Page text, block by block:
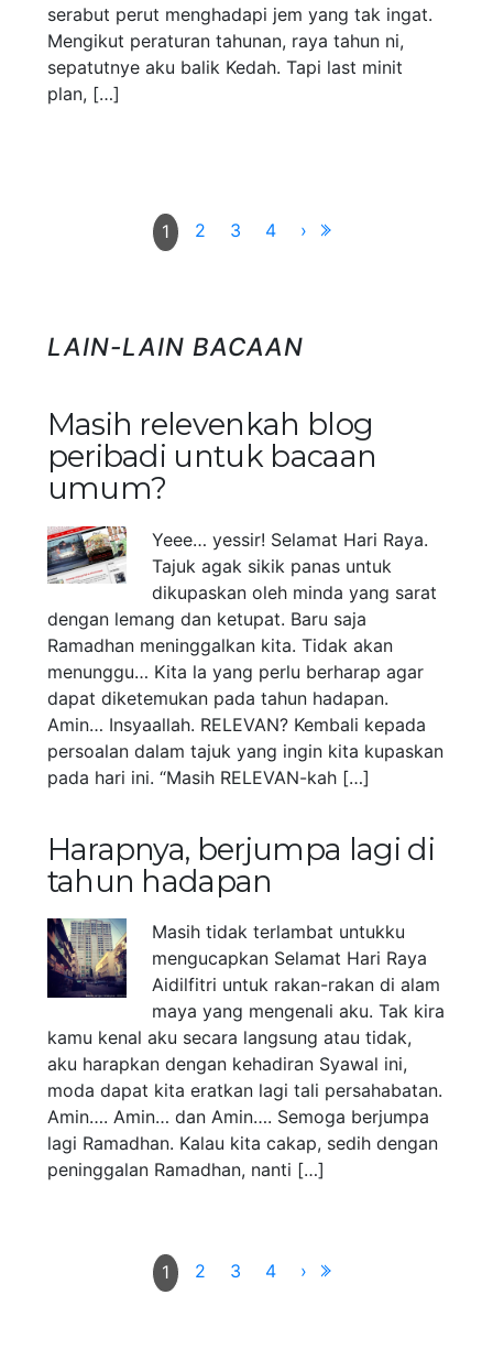
serabut perut menghadapi jem yang tak ingat.
Mengikut peraturan tahunan, raya tahun ni,
sepatutnye aku balik Kedah. Tapi last minit
plan, […]
1 2 3 4 ›
LAIN-LAIN BACAAN
Masih relevenkah blog
peribadi untuk bacaan
umum?
Yeee… yessir! Selamat Hari Raya.
Tajuk agak sikik panas untuk
dikupaskan oleh minda yang sarat
dengan lemang dan ketupat. Baru saja
Ramadhan meninggalkan kita. Tidak akan
menunggu… Kita la yang perlu berharap agar
dapat diketemukan pada tahun hadapan.
Amin… Insyaallah. RELEVAN? Kembali kepada
persoalan dalam tajuk yang ingin kita kupaskan
pada hari ini. “Masih RELEVAN-kah […]
Harapnya, berjumpa lagi di
tahun hadapan
Masih tidak terlambat untukku
mengucapkan Selamat Hari Raya
Aidilfitri untuk rakan-rakan di alam
maya yang mengenali aku. Tak kira
kamu kenal aku secara langsung atau tidak,
aku harapkan dengan kehadiran Syawal ini,
moda dapat kita eratkan lagi tali persahabatan.
Amin…. Amin… dan Amin…. Semoga berjumpa
lagi Ramadhan. Kalau kita cakap, sedih dengan
peninggalan Ramadhan, nanti […]
1 2 3 4 ›